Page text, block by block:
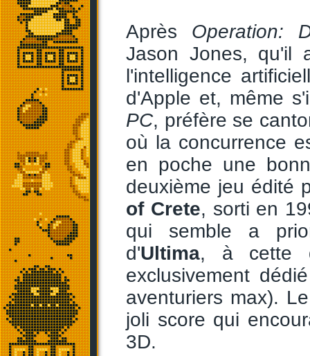
Après Operation:
Jason Jones, qu'il
l'intelligence
d'Apple et, même
PC, préfère se
où la concurrence
en poche une
deuxième jeu édité
of Crete, sorti en
qui semble a
d'Ultima, à cette
exclusivement
aventuriers max).
joli score qui
3D.